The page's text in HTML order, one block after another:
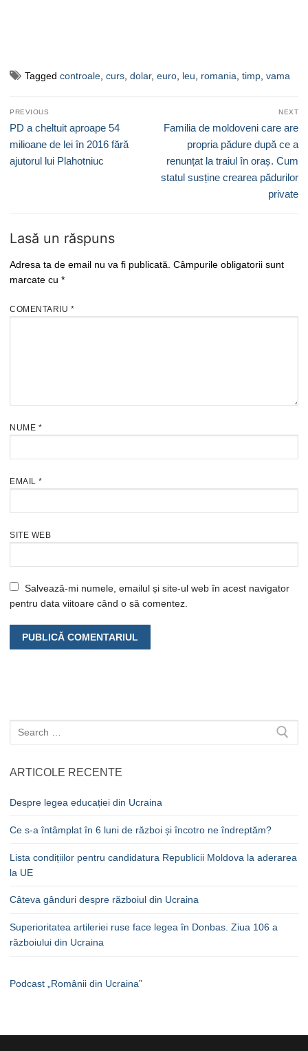
Tagged controale curs dolar, euro leu romania timp vama
Navigare
în
articole
PREVIOUS
Previous
post:
PD a cheltuit aproape 54
milioane de lei în 2016 fără
ajutorul lui Plahotniuc
NEXT
Next
Familia de moldoveni care are
propria pădure după ce a
renunțat la traiul în oraș. Cum
statul susține crearea pădurilor
private
Lasă un răspuns
Adresa ta de email nu va fi publicată. Câmpurile obligatorii sunt
marcate cu *
COMENTARIU *
NUME *
EMAIL *
SITE WEB
Salvează-mi numele, emailul și site-ul web în acest navigator
pentru data viitoare când o să comentez.
Caută
după:
ARTICOLE RECENTE
Despre legea educației din Ucraina
Ce s-a întâmplat în 6 luni de război și încotro ne îndreptăm?
Lista condițiilor pentru candidatura Republicii Moldova la aderarea
la UE
Câteva gânduri despre războiul din Ucraina
Superioritatea artileriei ruse face legea în Donbas. Ziua 106 a
războiului din Ucraina
Podcast „Românii din Ucraina”